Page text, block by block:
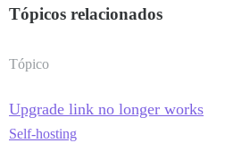
Tópicos relacionados
Tópico
Upgrade link no longer works
Self-hosting